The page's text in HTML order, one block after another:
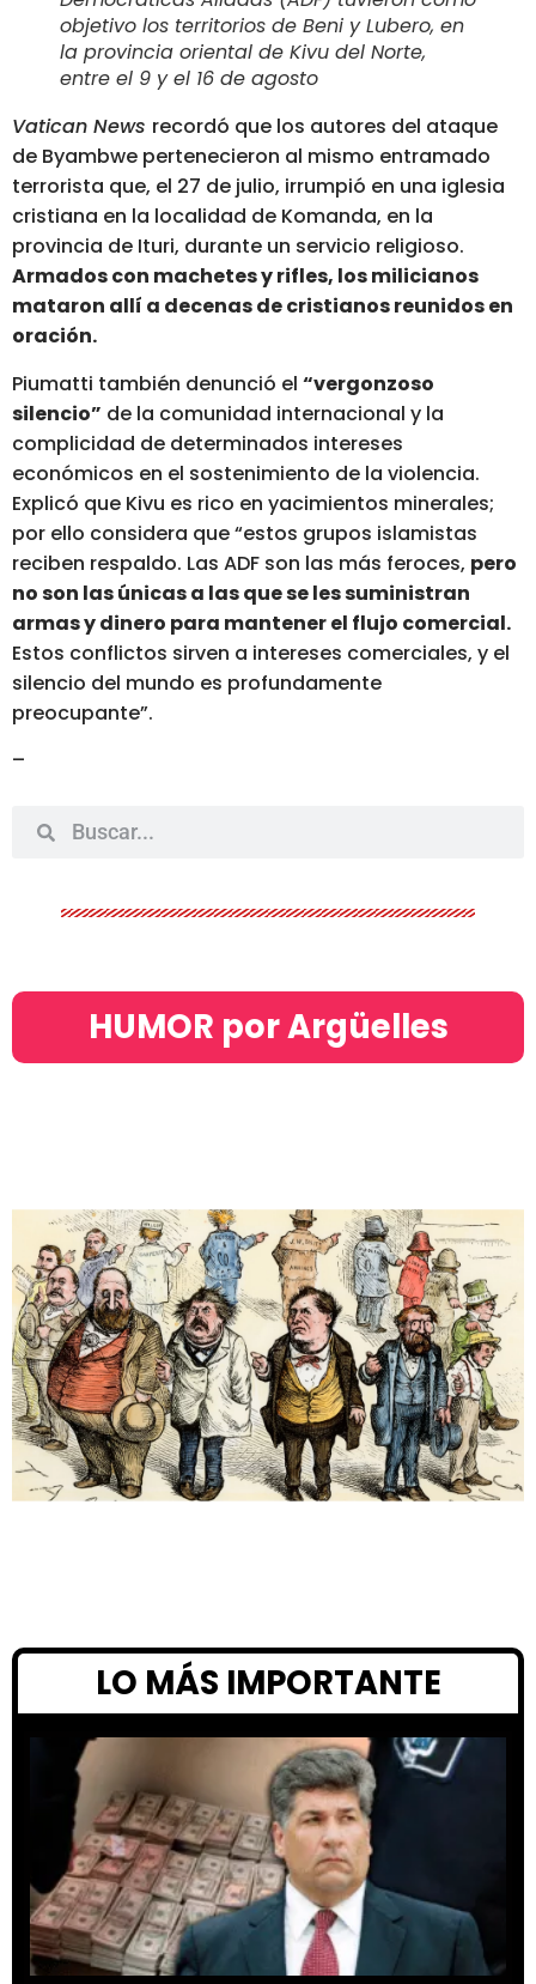
objetivo los territorios de Beni y Lubero, en
la provincia oriental de Kivu del Norte,
entre el 9 y el 16 de agosto
Vatican News recordó que los autores del ataque
de Byambwe pertenecieron al mismo entramado
terrorista que, el 27 de julio, irrumpió en una iglesia
cristiana en la localidad de Komanda, en la
provincia de Ituri, durante un servicio religioso.
Armados con machetes y rifles, los milicianos
mataron allí a decenas de cristianos reunidos en
oración.
Piumatti también denunció el “vergonzoso
silencio” de la comunidad internacional y la
complicidad de determinados intereses
económicos en el sostenimiento de la violencia.
Explicó que Kivu es rico en yacimientos minerales;
por ello considera que “estos grupos islamistas
reciben respaldo. Las ADF son las más feroces, pero
no son las únicas a las que seles suministran
armas y dinero para mantener el flujo comercial.
Estos conflictos sirven a intereses comerciales, y el
silencio del mundo es profundamente
preocupante”.
–
HUMOR por Argüelles
LO MÁS IMPORTANTE